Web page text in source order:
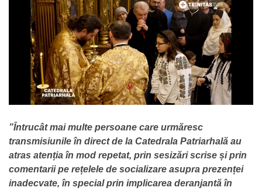
”Întrucât mai multe persoane care urmăresc
transmisiunile în direct de la Catedrala Patriarhală au
atras atenția în mod repetat, prin sesizări scrise și prin
comentarii pe rețelele de socializare asupra prezenței
inadecvate, în special prin implicarea deranjantă în